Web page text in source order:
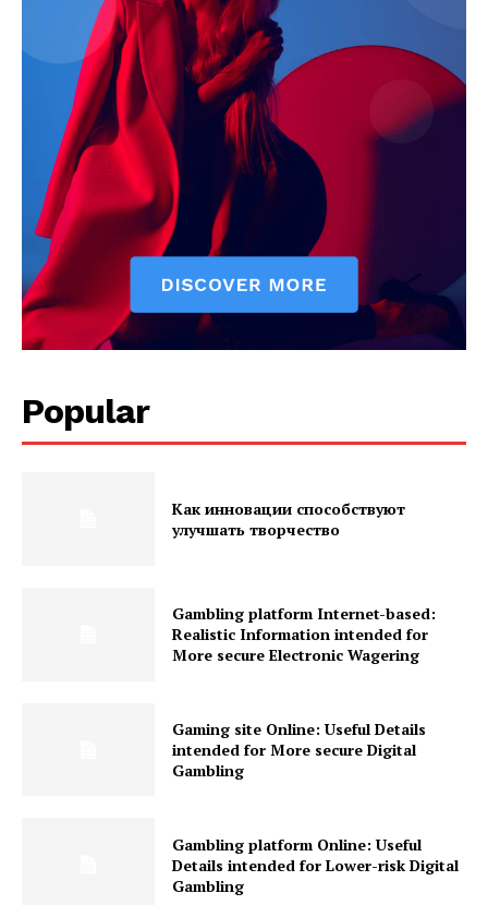
Popular
Как инновации способствуют
улучшать творчество
Gambling platform Internet-based:
Realistic Information intended for
More secure Electronic Wagering
Gaming site Online: Useful Details
intended for More secure Digital
Gambling
Gambling platform Online: Useful
Details intended for Lower-risk Digital
Gambling